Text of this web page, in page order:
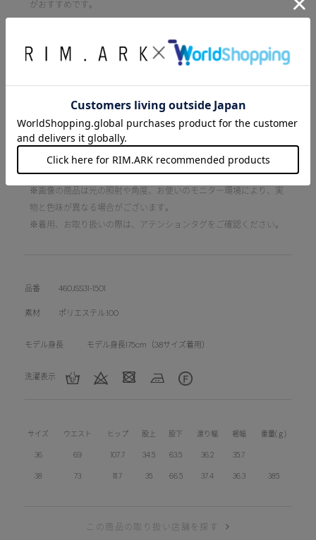
がおすすめです。
■光沢感:なし
■洗濯:手洗い可
[注意事項]
※画像の商品はサンプルです。実際の商品と仕様、加工が若干異な
る場合があります。
※画像の商品は光の照射や角度、お使いのモニター環境により、実
物と色味が異なる場合がございます。
※着用、お取り扱いの際は、アテンションタグをご確認ください。
品番 460JSS31-1501
素材 ポリエステル:100
モデル身長 モデル身長175cm（38サイズ着用）
洗濯表示
サイズ ウエスト ヒップ 股上 股下 渡り幅 裾幅 重量(ｇ)
36 69 107.7 34.5 63.5 36.2 35.7
38 73 111.7 35 66.5 37.4 36.3 385
この商品の取り扱い店舗を探す